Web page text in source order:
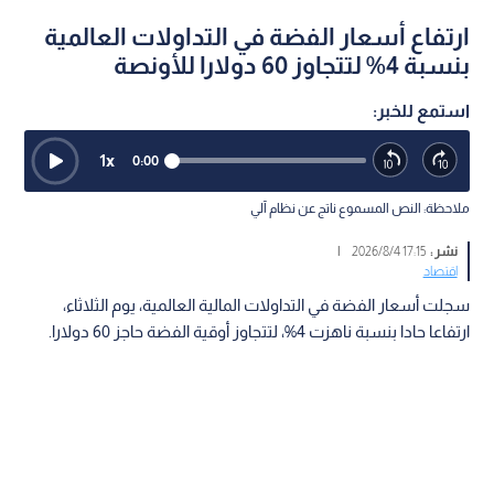
ارتفاع أسعار الفضة في التداولات العالمية
بنسبة 4% لتتجاوز 60 دولارا للأونصة
استمع للخبر:
0:00
1x
ملاحظة: النص المسموع ناتج عن نظام آلي
نشر :17:15 2026/8/4
|
اقتصاد
سجلت أسعار الفضة في التداولات المالية العالمية، يوم الثلاثاء،
ارتفاعا حادا بنسبة ناهزت 4%، لتتجاوز أوقية الفضة حاجز 60 دولارا.